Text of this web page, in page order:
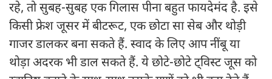
रहे, तो सुबह-सुबह एक गिलास पीना बहुत फायदेमंद है. इसे
किसी फ्रेश जूसर में बीटरूट, एक छोटा सा सेब और थोड़ी
गाजर डालकर बना सकते हैं. स्वाद के लिए आप नींबू या
थोड़ा अदरक भी डाल सकते हैं. ये छोटे-छोटे ट्विस्ट जूस को